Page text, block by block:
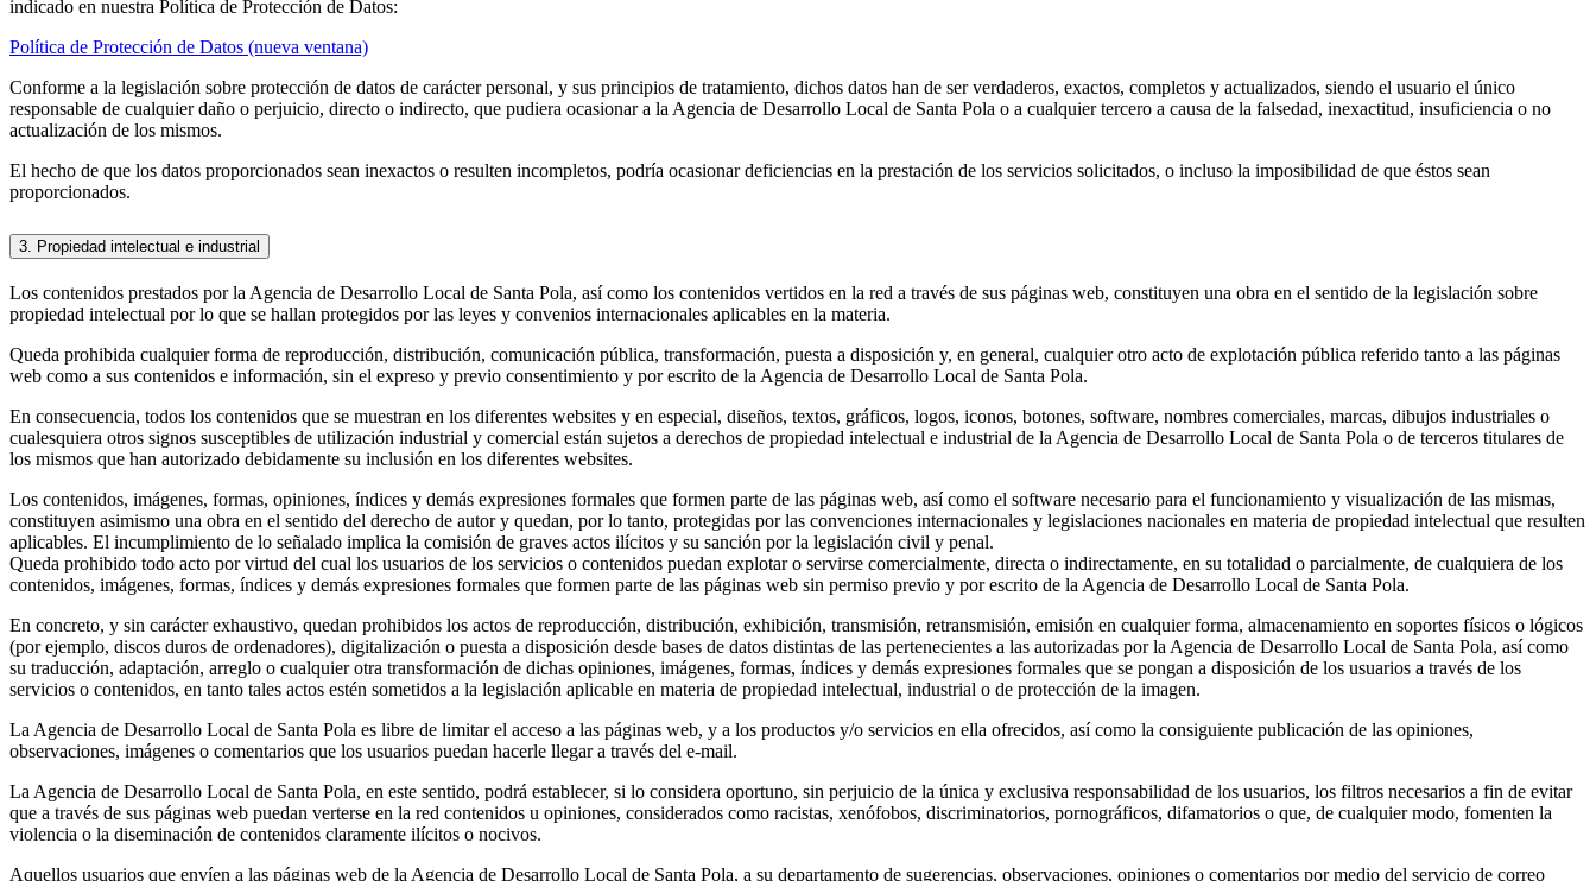
indicado en nuestra Política de Protección de Datos:
Política de Protección de Datos (nueva ventana)
Conforme a la legislación sobre protección de datos de carácter personal, y sus principios de tratamiento, dichos datos han de ser verdaderos, exactos, completos y actualizados, siendo el usuario el único
responsable de cualquier daño o perjuicio, directo o indirecto, que pudiera ocasionar a la Agencia de Desarrollo Local de Santa Pola o a cualquier tercero a causa de la falsedad, inexactitud, insuficiencia o no
actualización de los mismos.
El hecho de que los datos proporcionados sean inexactos o resulten incompletos, podría ocasionar deficiencias en la prestación de los servicios solicitados, o incluso la imposibilidad de que éstos sean
proporcionados.
3. Propiedad intelectual e industrial
Los contenidos prestados por la Agencia de Desarrollo Local de Santa Pola, así como los contenidos vertidos en la red a través de sus páginas web, constituyen una obra en el sentido de la legislación sobre
propiedad intelectual por lo que se hallan protegidos por las leyes y convenios internacionales aplicables en la materia.
Queda prohibida cualquier forma de reproducción, distribución, comunicación pública, transformación, puesta a disposición y, en general, cualquier otro acto de explotación pública referido tanto a las páginas
web como a sus contenidos e información, sin el expreso y previo consentimiento y por escrito de la Agencia de Desarrollo Local de Santa Pola.
En consecuencia, todos los contenidos que se muestran en los diferentes websites y en especial, diseños, textos, gráficos, logos, iconos, botones, software, nombres comerciales, marcas, dibujos industriales o
cualesquiera otros signos susceptibles de utilización industrial y comercial están sujetos a derechos de propiedad intelectual e industrial de la Agencia de Desarrollo Local de Santa Pola o de terceros titulares de
los mismos que han autorizado debidamente su inclusión en los diferentes websites.
Los contenidos, imágenes, formas, opiniones, índices y demás expresiones formales que formen parte de las páginas web, así como el software necesario para el funcionamiento y visualización de las mismas,
constituyen asimismo una obra en el sentido del derecho de autor y quedan, por lo tanto, protegidas por las convenciones internacionales y legislaciones nacionales en materia de propiedad intelectual que resulten
aplicables. El incumplimiento de lo señalado implica la comisión de graves actos ilícitos y su sanción por la legislación civil y penal.
Queda prohibido todo acto por virtud del cual los usuarios de los servicios o contenidos puedan explotar o servirse comercialmente, directa o indirectamente, en su totalidad o parcialmente, de cualquiera de los
contenidos, imágenes, formas, índices y demás expresiones formales que formen parte de las páginas web sin permiso previo y por escrito de la Agencia de Desarrollo Local de Santa Pola.
En concreto, y sin carácter exhaustivo, quedan prohibidos los actos de reproducción, distribución, exhibición, transmisión, retransmisión, emisión en cualquier forma, almacenamiento en soportes físicos o lógicos
(por ejemplo, discos duros de ordenadores), digitalización o puesta a disposición desde bases de datos distintas de las pertenecientes a las autorizadas por la Agencia de Desarrollo Local de Santa Pola, así como
su traducción, adaptación, arreglo o cualquier otra transformación de dichas opiniones, imágenes, formas, índices y demás expresiones formales que se pongan a disposición de los usuarios a través de los
servicios o contenidos, en tanto tales actos estén sometidos a la legislación aplicable en materia de propiedad intelectual, industrial o de protección de la imagen.
La Agencia de Desarrollo Local de Santa Pola es libre de limitar el acceso a las páginas web, y a los productos y/o servicios en ella ofrecidos, así como la consiguiente publicación de las opiniones,
observaciones, imágenes o comentarios que los usuarios puedan hacerle llegar a través del e-mail.
La Agencia de Desarrollo Local de Santa Pola, en este sentido, podrá establecer, si lo considera oportuno, sin perjuicio de la única y exclusiva responsabilidad de los usuarios, los filtros necesarios a fin de evitar
que a través de sus páginas web puedan verterse en la red contenidos u opiniones, considerados como racistas, xenófobos, discriminatorios, pornográficos, difamatorios o que, de cualquier modo, fomenten la
violencia o la diseminación de contenidos claramente ilícitos o nocivos.
Aquellos usuarios que envíen a las páginas web de la Agencia de Desarrollo Local de Santa Pola, a su departamento de sugerencias, observaciones, opiniones o comentarios por medio del servicio de correo